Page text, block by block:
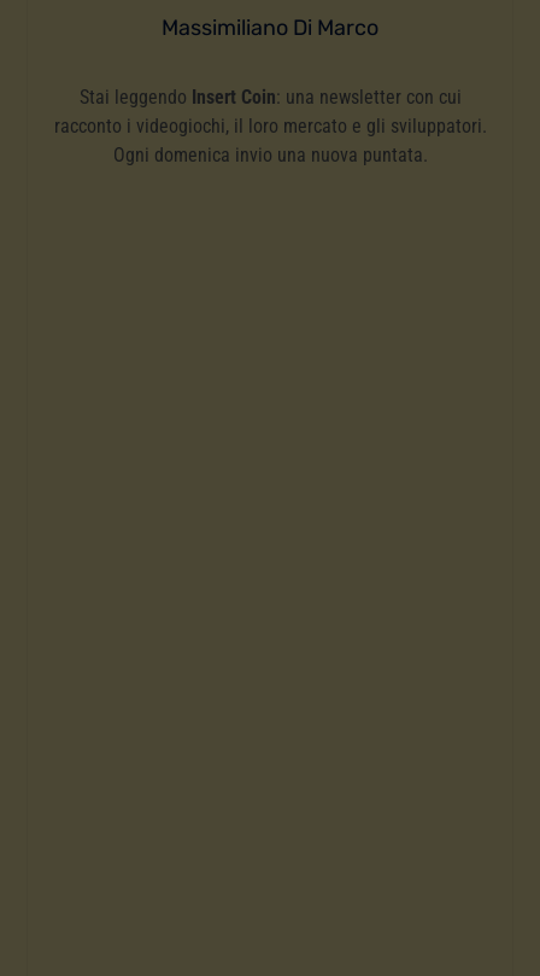
Massimiliano Di Marco
Stai leggendo Insert Coin: una newsletter con cui
racconto i videogiochi, il loro mercato e gli sviluppatori.
Ogni domenica invio una nuova puntata.